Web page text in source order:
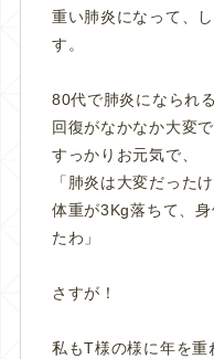
重い肺炎になって、
す。
80代で肺炎になられる
回復がなかなか大変で
すっかりお元気で、
「肺炎は大変だったけ
体重が3Kg落ちて、
たわ」
さすが！
私もT様の様に年を重